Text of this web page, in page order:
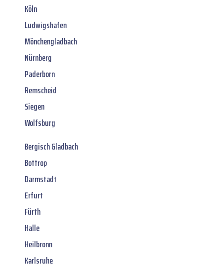
Köln
Ludwigshafen
Mönchengladbach
Nürnberg
Paderborn
Remscheid
Siegen
Wolfsburg
Bergisch Gladbach
Bottrop
Darmstadt
Erfurt
Fürth
Halle
Heilbronn
Karlsruhe